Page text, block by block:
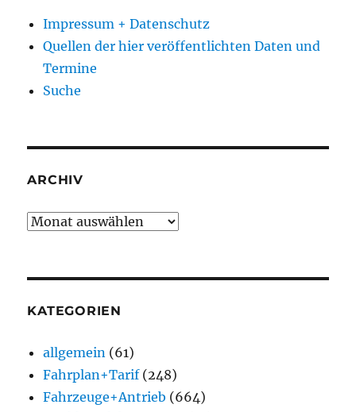
Impressum + Datenschutz
Quellen der hier veröffentlichten Daten und
Termine
Suche
ARCHIV
Archiv
KATEGORIEN
allgemein (61)
Fahrplan+Tarif(248)
Fahrzeuge+Antrieb (664)